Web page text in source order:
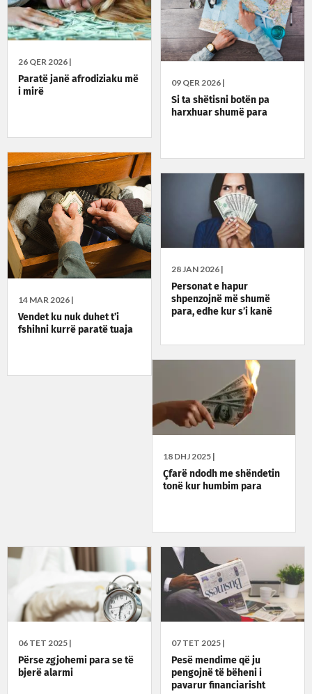
26 QER 2026 |
Paratë janë afrodiziaku më
i mirë
09 QER 2026 |
Si ta shëtisni botën pa
harxhuar shumë para
14 MAR 2026 |
Vendet ku nuk duhet t’i
fshihni kurrë paratë tuaja
28 JAN 2026 |
Personat e hapur
shpenzojnë më shumë
para, edhe kur s’i kanë
18 DHJ 2025 |
Çfarë ndodh me shëndetin
tonë kur humbim para
07 TET 2025 |
Pesë mendime që ju
pengojnë të bëheni i
pavarur financiarisht
06 TET 2025 |
Përse zgjohemi para se të
bjerë alarmi